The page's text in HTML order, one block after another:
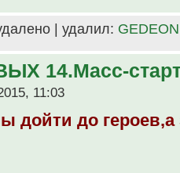
| удалил: GEDEON
14.Масс-
11:03
дойти до героев,а